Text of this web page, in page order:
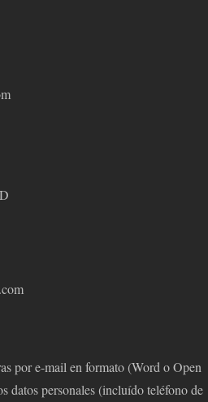
por e-mail en formato (Word o Open
datos personales (incluído teléfono de